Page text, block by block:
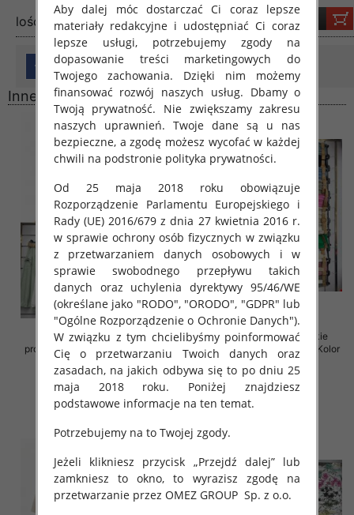
lość:
Inne produkty
Spódnice damskie (Włoskie
produkt) Roz Standard, Mix Kolor
Paczka 5 szt
38.00 zł
szczegóły
Spódnice damskie (Włoskie
produkt) Roz Standard, Mix Kolor
Paczka 5 szt
35.00 zł
szczegóły
Aby dalej móc dostarczać Ci coraz lepsze
materiały redakcyjne i udostępniać Ci coraz
lepsze usługi, potrzebujemy zgody na
dopasowanie treści marketingowych do
Twojego zachowania. Dzięki nim możemy
finansować rozwój naszych usług. Dbamy o
Twoją prywatność. Nie zwiększamy zakresu
naszych uprawnień. Twoje dane są u nas
bezpieczne, a zgodę możesz wycofać w każdej
chwili na podstronie polityka prywatności.
Od 25 maja 2018 roku obowiązuje
Rozporządzenie Parlamentu Europejskiego i
Rady (UE) 2016/679 z dnia 27 kwietnia 2016 r.
w sprawie ochrony osób fizycznych w związku
z przetwarzaniem danych osobowych i w
sprawie swobodnego przepływu takich
danych oraz uchylenia dyrektywy 95/46/WE
(określane jako "RODO", "ORODO", "GDPR" lub
"Ogólne Rozporządzenie o Ochronie Danych").
W związku z tym chcielibyśmy poinformować
Cię o przetwarzaniu Twoich danych oraz
zasadach, na jakich odbywa się to po dniu 25
maja 2018 roku. Poniżej znajdziesz
podstawowe informacje na ten temat.
Potrzebujemy na to Twojej zgody.
Jeżeli klikniesz przycisk „Przejdź dalej” lub
zamkniesz to okno, to wyrazisz zgodę na
przetwarzanie przez OMEZ GROUP Sp. z o.o.